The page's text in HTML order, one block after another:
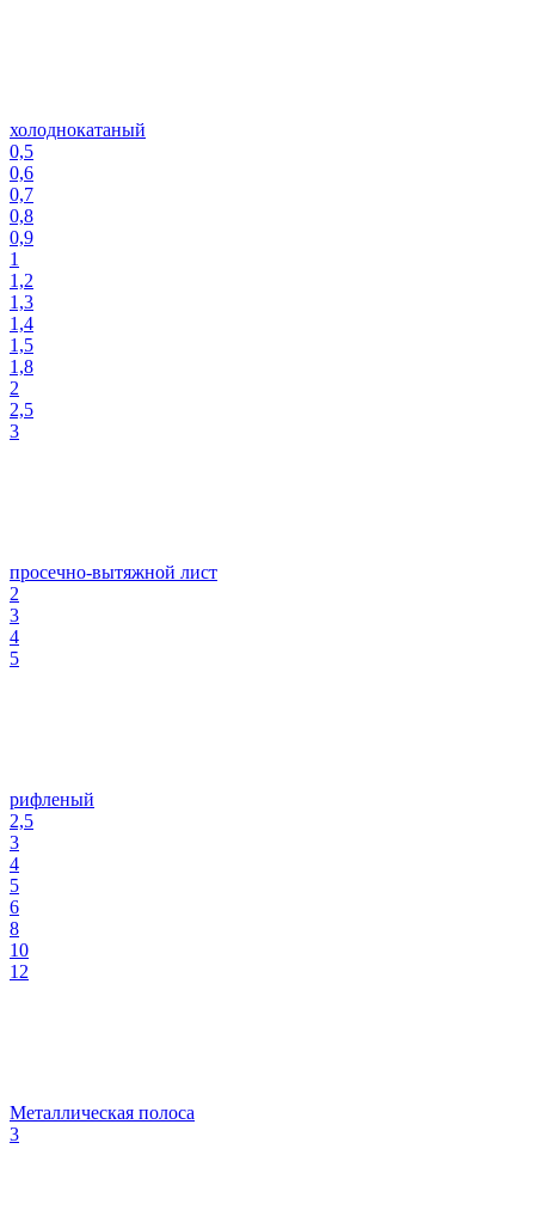
холоднокатаный
0,5
0,6
0,7
0,8
0,9
1
1,2
1,3
1,4
1,5
1,8
2
2,5
3
просечно-вытяжной лист
2
3
4
5
рифленый
2,5
3
4
5
6
8
10
12
Металлическая полоса
3